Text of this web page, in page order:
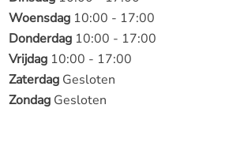
Woensdag10:00 - 17:00
Donderdag10:00 - 17:00
Vrijdag10:00 - 17:00
ZaterdagGesloten
ZondagGesloten